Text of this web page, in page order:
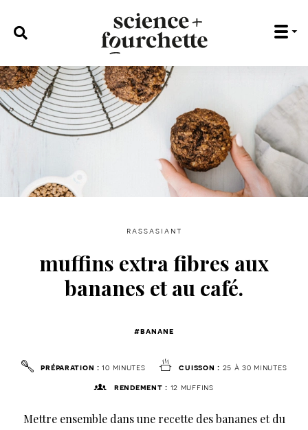
rechercher :
rassasiant
muffins extra fibres aux
bananes et au café.
#banane
préparation : 10 minutes cuisson : 25 à 30 minutes
rendement : 12 muffins
Mettre ensemble dans une recette des bananes et du